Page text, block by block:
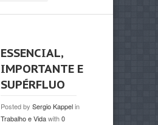
ESSENCIAL,
IMPORTANTE E
SUPÉRFLUO
Posted by Sergio Kappelin
Trabalho e Vidawith0